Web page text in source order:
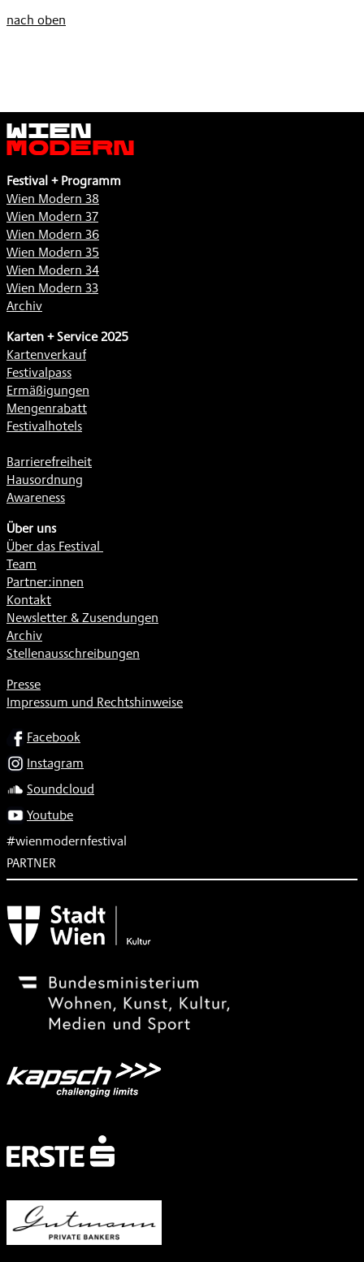
nach oben
Wien
Modern
Festival + Programm
Wien Modern 38
Wien Modern 37
Wien Modern 36
Wien Modern 35
Wien Modern 34
Wien Modern 33
Archiv
Karten + Service 2025
Kartenverkauf
Festivalpass
Ermäßigungen
Mengenrabatt
Festivalhotels
Barrierefreiheit
Hausordnung
Awareness
Über uns
Über das Festival
Team
Partner:innen
Kontakt
Newsletter & Zusendungen
Archiv
Stellenausschreibungen
Presse
Impressum und Rechtshinweise
SOCIALFacebook
Instagram
Soundcloud
Youtube
#wienmodernfestival
PARTNER
Subventionsgeber